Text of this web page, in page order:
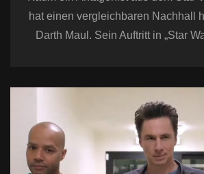
hat einen vergleichbaren Nachhall
Darth Maul. Sein Auftritt in „Star